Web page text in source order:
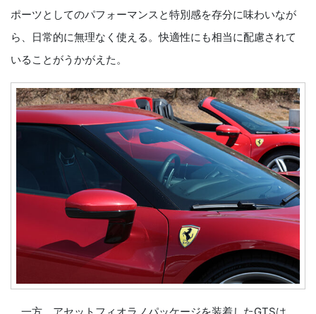
ポーツとしてのパフォーマンスと特別感を存分に味わいなが
ら、日常的に無理なく使える。快適性にも相当に配慮されて
いることがうかがえた。